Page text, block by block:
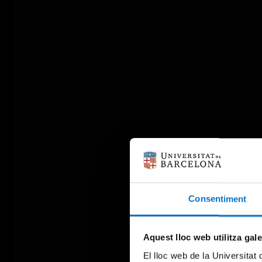
Consentiment
Aquest lloc web utilitza
El lloc web de la Universitat